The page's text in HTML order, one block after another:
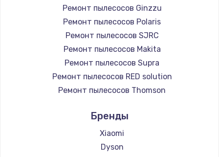
Замена жесткого диска
875 руб.
Заказать
Установка драйверов
875 руб.
Замена вебкамеры
1490 руб.
Заказать
Ремонт пылесосов Ginzzu
Ремонт пылесосов Polaris
Ремонт пылесосов SJRC
Ремонт пылесосов Makita
Ремонт пылесосов Supra
Ремонт пылесосов RED solution
Ремонт пылесосов Thomson
Ремонт пылесосов lydsto
Ремонт пылесосов Atvel
Ремонт пылесосов Tineco
Бренды
Xiaomi
Dyson